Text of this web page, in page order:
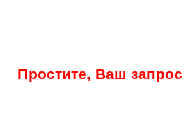
Простите, Ваш